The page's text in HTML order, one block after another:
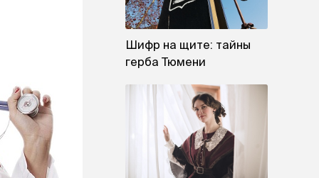
Шифр на щите: тайны
герба Тюмени